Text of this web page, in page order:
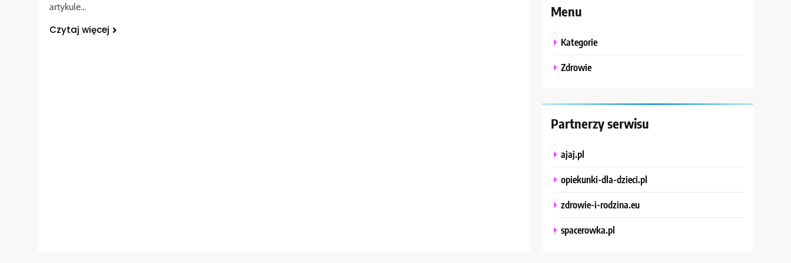
artykule…
Czytaj więcej
Menu
Kategorie
Zdrowie
Partnerzy serwisu
ajaj.pl
opiekunki-dla-dzieci.pl
zdrowie-i-rodzina.eu
spacerowka.pl